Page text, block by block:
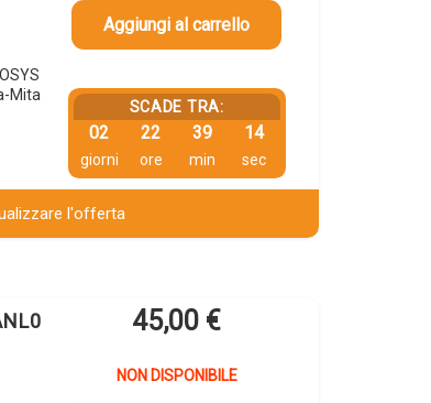
Mita
Aggiungi al carrello
SCADE TRA:
02
giorni
22
ore
39
min
13
sec
l'offerta
45,00 €
NON DISPONIBILE